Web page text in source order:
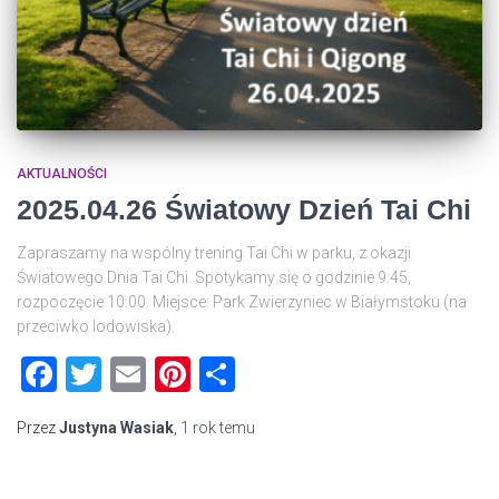
AKTUALNOŚCI
2025.04.26 Światowy Dzień Tai Chi
Zapraszamy na wspólny trening Tai Chi w parku, z okazji
Światowego Dnia Tai Chi. Spotykamy się o godzinie 9:45,
rozpoczęcie 10:00. Miejsce: Park Zwierzyniec w Białymstoku (na
przeciwko lodowiska).
Facebook
Twitter
EmailPinterest
PrzezJustyna Wasiak 1 roktemu